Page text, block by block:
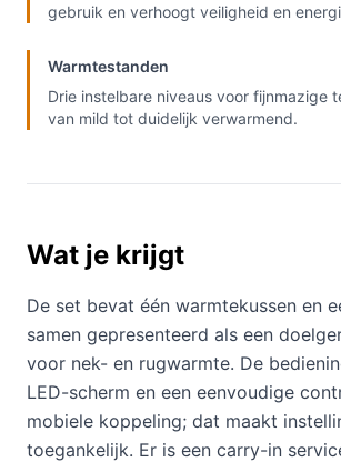
gebruik en verhoogt veiligheid en
Warmtestanden
Drie instelbare niveaus voor fijnmazige
van mild tot duidelijk verwarmend.
Wat je krijgt
De set bevat één warmtekussen en
samen gepresenteerd als een
voor nek- en rugwarmte. De
LED-scherm en een eenvoudige
mobiele koppeling; dat maakt
toegankelijk. Er is een carry-in